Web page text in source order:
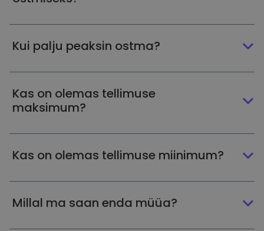
Kui palju peaksin ostma?
Kas on olemas tellimuse
maksimum?
Kas on olemas tellimuse miinimum?
Millal ma saan enda müüa?